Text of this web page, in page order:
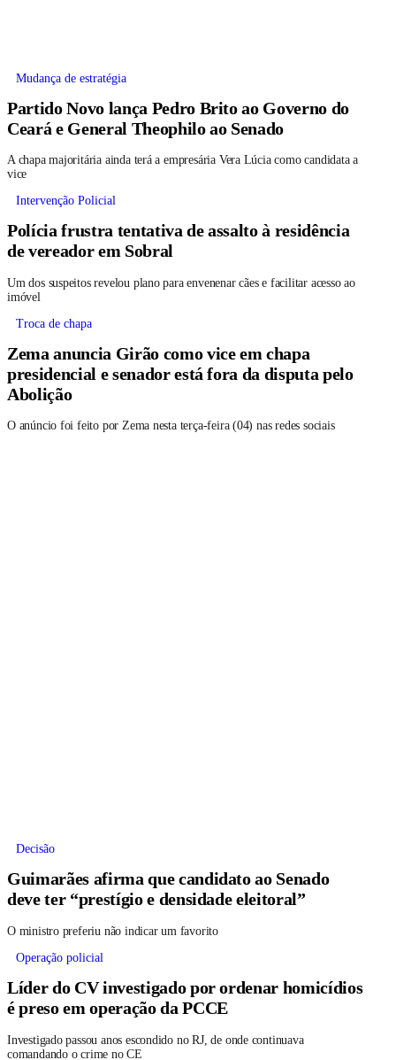
Mudança de estratégia
Partido Novo lança Pedro Brito ao Governo do
Ceará e General Theophilo ao Senado
A chapa majoritária ainda terá a empresária Vera Lúcia como candidata a
vice
Intervenção Policial
Polícia frustra tentativa de assalto à residência
de vereador em Sobral
Um dos suspeitos revelou plano para envenenar cães e facilitar acesso ao
imóvel
Troca de chapa
Zema anuncia Girão como vice em chapa
presidencial e senador está fora da disputa pelo
Abolição
O anúncio foi feito por Zema nesta terça-feira (04) nas redes sociais
Decisão
Guimarães afirma que candidato ao Senado
deve ter “prestígio e densidade eleitoral”
O ministro preferiu não indicar um favorito
Operação policial
Líder do CV investigado por ordenar homicídios
é preso em operação da PCCE
Investigado passou anos escondido no RJ, de onde continuava
comandando o crime no CE